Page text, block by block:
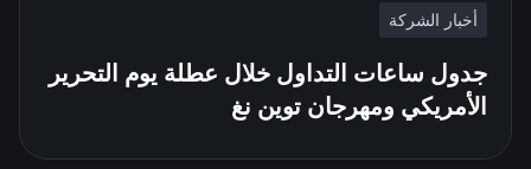
أخبار الشركة
جدول ساعات التداول خلال عطلة يوم التحرير
الأمريكي ومهرجان توين نغ